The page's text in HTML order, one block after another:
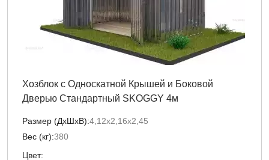
Хозблок с Односкатной Крышей и Боковой
Дверью Стандартный SKOGGY 4м
Размер (ДxШxВ):4,12х2,16х2,45
Вес (кг):380
Цвет: